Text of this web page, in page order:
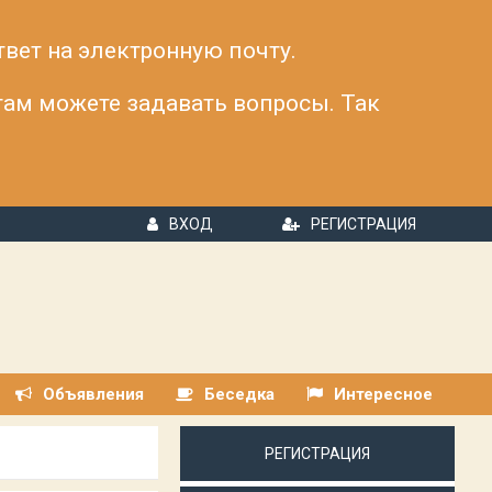
на электронную почту.
можете задавать вопросы. Так
ВХОД РЕГИСТРАЦИЯ
Объявления Беседка Интересное
РЕГИСТРАЦИЯ